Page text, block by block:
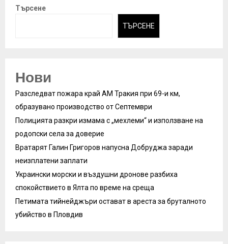
Търсене
ТЪРСЕНЕ
Нови
Разследват пожара край АМ Тракия при 69-и км,
образувано производство от Септември
Полицията разкри измама с „мехлеми“ и използване на
родопски села за доверие
Вратарят Галин Григоров напусна Добруджа заради
неизплатени заплати
Украински морски и въздушни дронове разбиха
спокойствието в Ялта по време на среща
Петимата тийнейджъри остават в ареста за бруталното
убийство в Пловдив